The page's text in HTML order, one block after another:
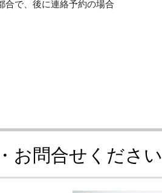
で、後に連絡予約の場合
お問合せください